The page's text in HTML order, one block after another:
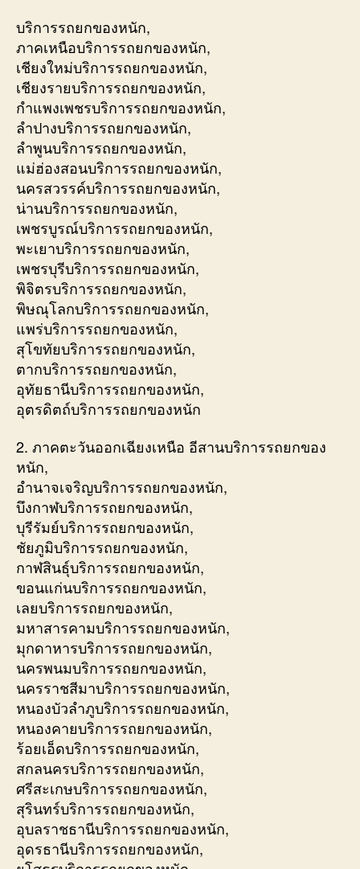
บริการรถยกของหนัก,
ภาคเหนือบริการรถยกของหนัก,
เชียงใหม่บริการรถยกของหนัก,
เชียงรายบริการรถยกของหนัก,
กำแพงเพชรบริการรถยกของหนัก,
ลำปางบริการรถยกของหนัก,
ลำพูนบริการรถยกของหนัก,
แม่ฮ่องสอนบริการรถยกของหนัก,
นครสวรรค์บริการรถยกของหนัก,
น่านบริการรถยกของหนัก,
เพชรบูรณ์บริการรถยกของหนัก,
พะเยาบริการรถยกของหนัก,
เพชรบุรีบริการรถยกของหนัก,
พิจิตรบริการรถยกของหนัก,
พิษณุโลกบริการรถยกของหนัก,
แพร่บริการรถยกของหนัก,
สุโขทัยบริการรถยกของหนัก,
ตากบริการรถยกของหนัก,
อุทัยธานีบริการรถยกของหนัก,
อุตรดิตถ์บริการรถยกของหนัก
2. ภาคตะวันออกเฉียงเหนือ อีสานบริการรถยกของ
หนัก,
อำนาจเจริญบริการรถยกของหนัก,
บึงกาฬบริการรถยกของหนัก,
บุรีรัมย์บริการรถยกของหนัก,
ชัยภูมิบริการรถยกของหนัก,
กาฬสินธุ์บริการรถยกของหนัก,
ขอนแก่นบริการรถยกของหนัก,
เลยบริการรถยกของหนัก,
มหาสารคามบริการรถยกของหนัก,
มุกดาหารบริการรถยกของหนัก,
นครพนมบริการรถยกของหนัก,
นครราชสีมาบริการรถยกของหนัก,
หนองบัวลำภูบริการรถยกของหนัก,
หนองคายบริการรถยกของหนัก,
ร้อยเอ็ดบริการรถยกของหนัก,
สกลนครบริการรถยกของหนัก,
ศรีสะเกษบริการรถยกของหนัก,
สุรินทร์บริการรถยกของหนัก,
อุบลราชธานีบริการรถยกของหนัก,
อุดรธานีบริการรถยกของหนัก,